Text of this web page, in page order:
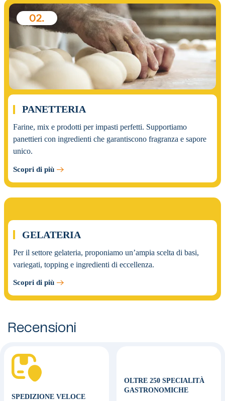
02.
PANETTERIA
Farine, mix e prodotti per impasti perfetti. Supportiamo
panettieri con ingredienti che garantiscono fragranza e sapore
unico.
Scopri di più
03.
GELATERIA
Per il settore gelateria, proponiamo un’ampia scelta di basi,
variegati, topping e ingredienti di eccellenza.
Scopri di più
Recensioni
SPEDIZIONE VELOCE
OLTRE 250 SPECIALITÀ
GASTRONOMICHE